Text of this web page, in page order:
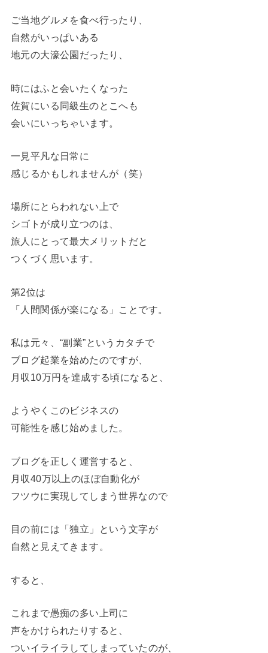
ご当地グルメを食べ行ったり、
自然がいっぱいある
地元の大濠公園だったり、
時にはふと会いたくなった
佐賀にいる同級生のとこへも
会いにいっちゃいます。
一見平凡な日常に
感じるかもしれませんが（笑）
場所にとらわれない上で
シゴトが成り立つのは、
旅人にとって最大メリットだと
つくづく思います。
第2位は
「人間関係が楽になる」ことです。
私は元々、“副業”というカタチで
ブログ起業を始めたのですが、
月収10万円を達成する頃になると、
ようやくこのビジネスの
可能性を感じ始めました。
ブログを正しく運営すると、
月収40万以上のほぼ自動化が
フツウに実現してしまう世界なので
目の前には「独立」という文字が
自然と見えてきます。
すると、
これまで愚痴の多い上司に
声をかけられたりすると、
ついイライラしてしまっていたのが、